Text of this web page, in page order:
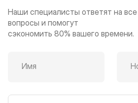
Наши специалисты ответят на все
вопросы и помогут
сэкономить 80% вашего времени.
Имя